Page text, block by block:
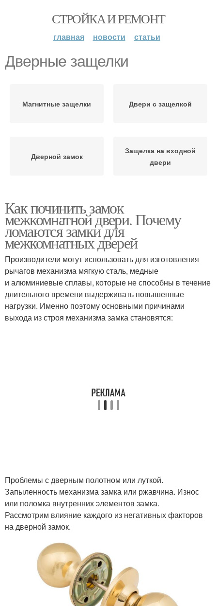
СТРОЙКА И РЕМОНТ
главная новости статьи
Дверные защелки
Магнитные защелки Двери с защелкой
Дверной замок
Защелка на входной
двери
Как починить замок
межкомнатной двери. Почему
ломаются замки для
межкомнатных дверей
Производители могут использовать для изготовления
рычагов механизма мягкую сталь, медные
и алюминиевые сплавы, которые не способны в течение
длительного времени выдерживать повышенные
нагрузки. Именно поэтому основными причинами
выхода из строя механизма замка становятся:
Проблемы с дверным полотном или луткой.
Запыленность механизма замка или ржавчина. Износ
или поломка внутренних элементов замка.
Рассмотрим влияние каждого из негативных факторов
на дверной замок.